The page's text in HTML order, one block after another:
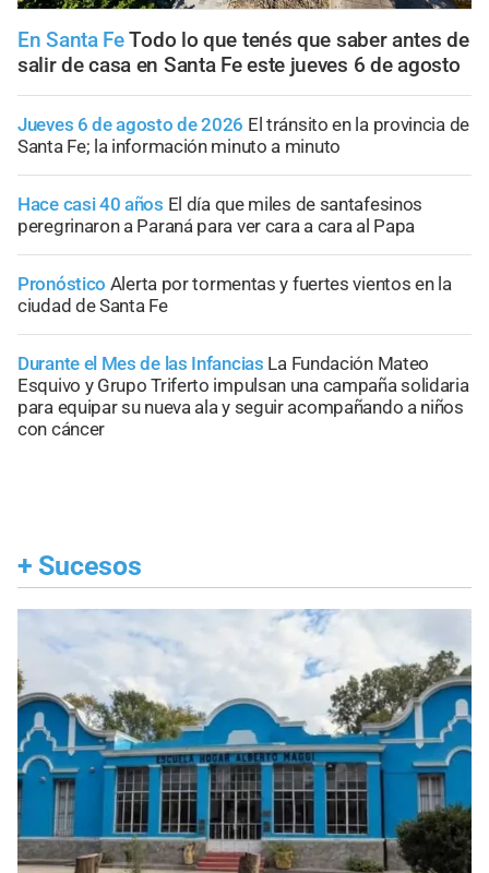
En Santa Fe Todo lo que tenés que saber antes de
salir de casa en Santa Fe este jueves 6 de agosto
Jueves 6 de agosto de 2026 El tránsito en la provincia de
Santa Fe; la información minuto a minuto
Hace casi 40 años El día que miles de santafesinos
peregrinaron a Paraná para ver cara a cara al Papa
Pronóstico Alerta por tormentas y fuertes vientos en la
ciudad de Santa Fe
Durante el Mes de las Infancias La Fundación Mateo
Esquivo y Grupo Triferto impulsan una campaña solidaria
para equipar su nueva ala y seguir acompañando a niños
con cáncer
+ Sucesos